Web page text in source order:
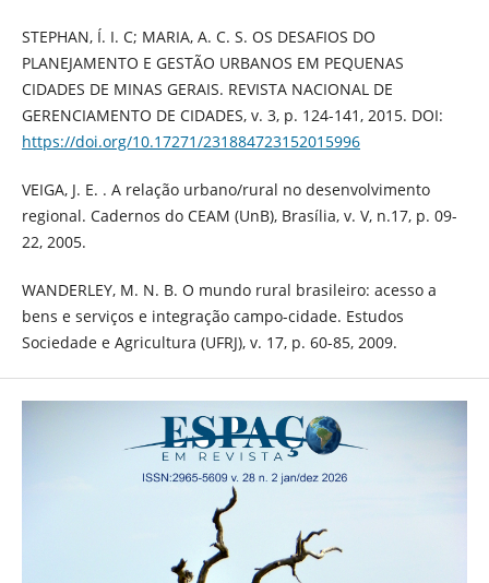
STEPHAN, Í. I. C; MARIA, A. C. S. OS DESAFIOS DO
PLANEJAMENTO E GESTÃO URBANOS EM PEQUENAS
CIDADES DE MINAS GERAIS. REVISTA NACIONAL DE
GERENCIAMENTO DE CIDADES, v. 3, p. 124-141, 2015. DOI:
https://doi.org/10.17271/231884723152015996
VEIGA, J. E. . A relação urbano/rural no desenvolvimento
regional. Cadernos do CEAM (UnB), Brasília, v. V, n.17, p. 09-
22, 2005.
WANDERLEY, M. N. B. O mundo rural brasileiro: acesso a
bens e serviços e integração campo-cidade. Estudos
Sociedade e Agricultura (UFRJ), v. 17, p. 60-85, 2009.